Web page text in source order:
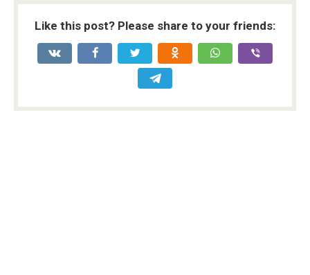
Like this post? Please share to your friends: